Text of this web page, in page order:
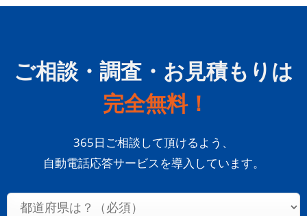
ご相談・調査・お見積もりは
完全無料！
365日ご相談して頂けるよう、
自動電話応答サービスを導入しています。